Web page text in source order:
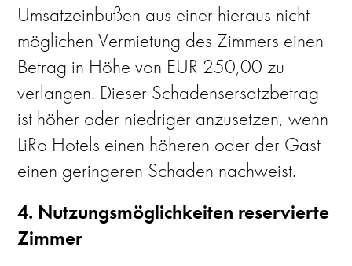
Umsatzeinbußen aus einer hieraus nicht
möglichen Vermietung des Zimmers einen
Betrag in Höhe von EUR 250,00 zu
verlangen. Dieser Schadensersatzbetrag
ist höher oder niedriger anzusetzen, wenn
LiRo Hotels einen höheren oder der Gast
einen geringeren Schaden nachweist.
4. Nutzungsmöglichkeiten reservierte
Zimmer